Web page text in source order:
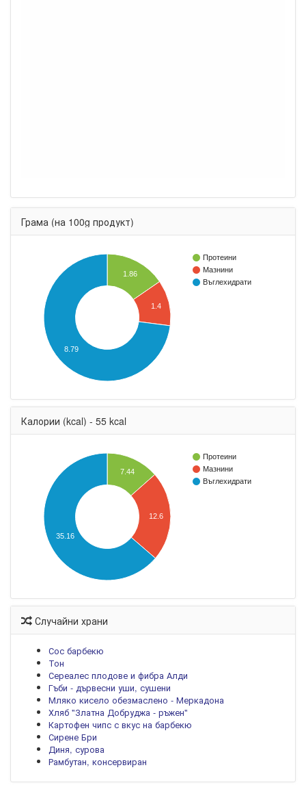
Грама (на 100g продукт)
Протеини
Мазнини
Въглехидрати
1.86
1.4
8.79
Калории (kcal) - 55 kcal
Протеини
Мазнини
Въглехидрати
7.44
12.6
35.16
Случайни храни
Сос барбекю
Тон
Сереалес плодове и фибра Алди
Гъби - дървесни уши, сушени
Мляко кисело обезмаслено - Меркадона
Хляб "Златна Добруджа - ръжен"
Картофен чипс с вкус на барбекю
Сирене Бри
Диня, сурова
Рамбутан, консервиран